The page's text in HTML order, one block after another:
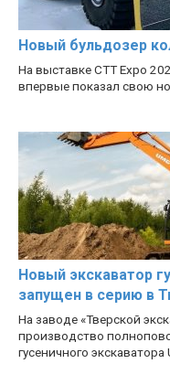
Новый бульдозер
На выставке CTT Expo
впервые показал свою
Новый экскаватор
запущен в серию в
На заводе «Тверской
производство
гусеничного